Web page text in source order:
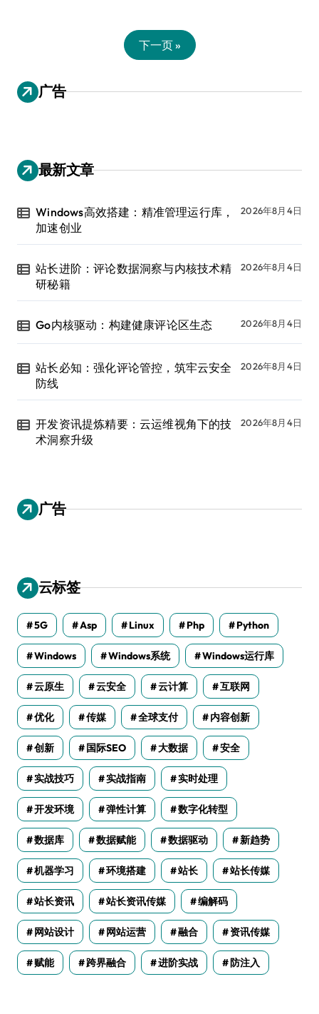
下一页 »
广告
最新文章
Windows高效搭建：精准管理运行库，
加速创业
2026年8月4日
站长进阶：评论数据洞察与内核技术精
研秘籍
2026年8月4日
Go内核驱动：构建健康评论区生态 2026年8月4日
站长必知：强化评论管控，筑牢云安全
防线
2026年8月4日
开发资讯提炼精要：云运维视角下的技
术洞察升级
2026年8月4日
广告
云标签
5G Asp Linux Php Python
Windows Windows系统 Windows运行库
云原生 云安全 云计算 互联网
优化 传媒 全球支付 内容创新
创新 国际SEO 大数据 安全
实战技巧 实战指南 实时处理
开发环境 弹性计算 数字化转型
数据库 数据赋能 数据驱动 新趋势
机器学习 环境搭建 站长 站长传媒
站长资讯 站长资讯传媒 编解码
网站设计 网站运营 融合 资讯传媒
赋能 跨界融合 进阶实战 防注入